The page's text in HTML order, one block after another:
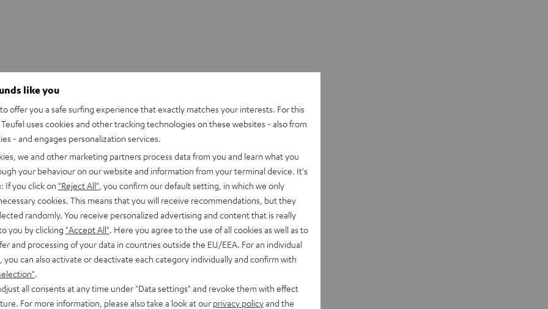
like you
offer you a safe surfing experience that exactly matches your interests. For this
uses cookies and other tracking technologies on these websites - also from
- and engages personalization services.
we and other marketing partners process data from you and learn what you
your behaviour on our website and information from your terminal device. It's
If you click on "Reject All" , you confirm our default setting, in which we only
cookies. This means that you will receive recommendations, but they
randomly. You receive personalized advertising and content that is really
you by clicking "Accept All" . Here you agree to the use of all cookies as well as to
and processing of your data in countries outside the EU/EEA. For an individual
you can also activate or deactivate each category individually and confirm with
all consents at any time under "Data settings" and revoke them with effect
For more information, please also take a look at our privacy policyand the